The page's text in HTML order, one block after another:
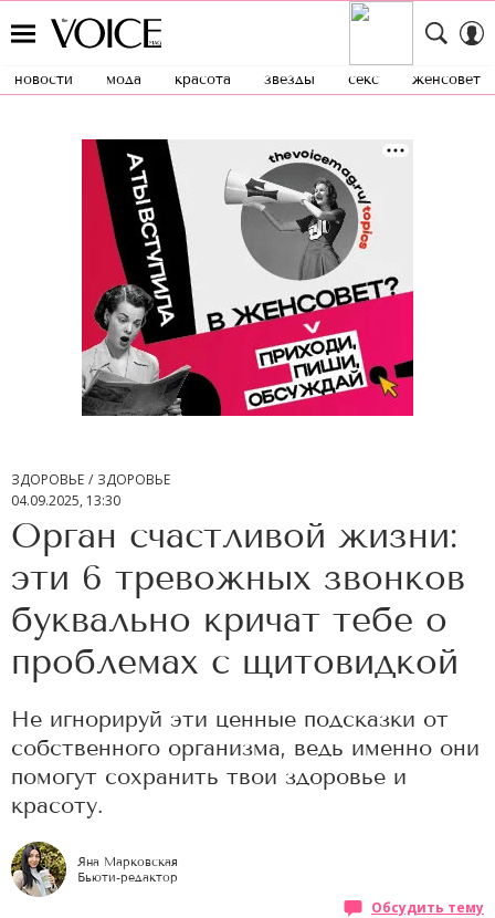
новости мода красота звезды секс женсовет
ЗДОРОВЬЕ
ЗДОРОВЬЕ
04.09.2025, 13:30
Орган счастливой жизни:
эти 6 тревожных звонков
буквально кричат тебе о
проблемах с щитовидкой
Не игнорируй эти ценные подсказки от
собственного организма, ведь именно они
помогут сохранить твои здоровье и
красоту.
Яна Марковская
Бьюти-редактор
Обсудить тему